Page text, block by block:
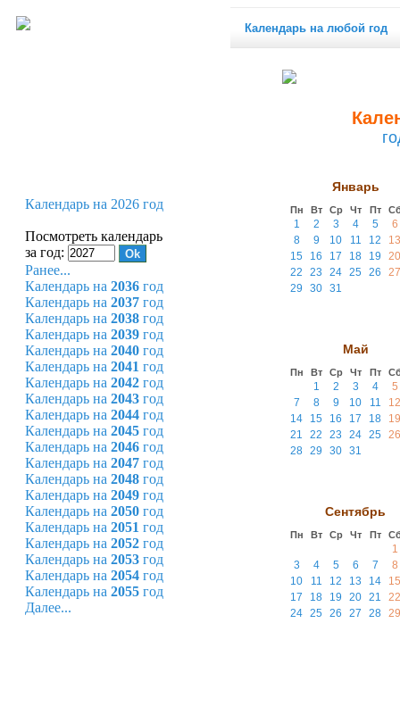
Календарь на любой год
Январь
Пн Вт Ср Чт Пт
1 2 3 4 5
6
8
9 10 11 12
13
15
16 17 18 19
20
22
23 24 25 26
27
29
30 31
Май
Пн Вт Ср Чт Пт
1 2 3 4
5
7
8 9 10 11
12
14
15 16 17 18
19
21
22 23 24 25
26
28 29 30 31
Сентябрь
Пн Вт Ср Чт Пт
1
3
4 5 6 7
8
10
11 12 13 14
15
17
18 19 20 21
22
24 25 26 27 28 29
Календарь на 2026 год
Посмотреть календарь
за год:
Ранее...
Календарь на 2036 год
Календарь на 2037 год
Календарь на 2038 год
Календарь на 2039 год
Календарь на 2040 год
Календарь на 2041 год
Календарь на 2042 год
Календарь на 2043 год
Календарь на 2044 год
Календарь на 2045 год
Календарь на 2046 год
Календарь на 2047 год
Календарь на 2048 год
Календарь на 2049 год
Календарь на 2050 год
Календарь на 2051 год
Календарь на 2052 год
Календарь на 2053 год
Календарь на 2054 год
Календарь на 2055 год
Далее...